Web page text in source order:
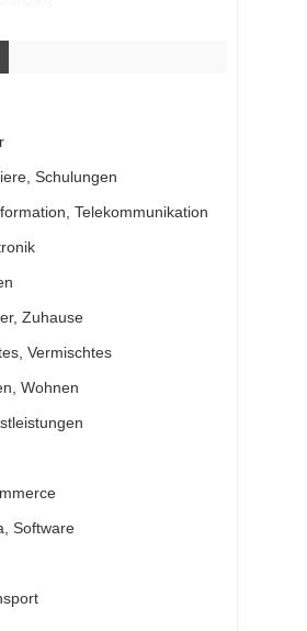
Schulungen
Telekommunikation
Zuhause
Vermischtes
Wohnen
Software